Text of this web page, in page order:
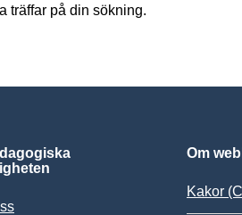
träffar på din sökning.
Om
Kakor